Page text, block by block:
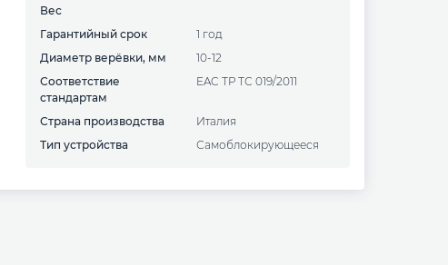
Вес
Гарантийный срок
1 год
Диаметр верёвки, мм
10-12
Соответствие
стандартам
EAC ТР ТС 019/2011
Страна производства
Италия
Тип устройства
самоблокирующееся